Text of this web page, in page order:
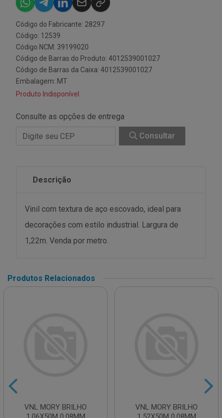
Código do Fabricante: 28297
Código: 12539
Código NCM: 39199020
Código de Barras do Produto: 4012539001027
Código de Barras da Caixa: 4012539001027
Embalagem: MT
Produto Indisponível
Consulte as opções de entrega
Consultar
Descrição
Vinil com textura de aço escovado, ideal para
decorações com estilo industrial. Largura de
1,22m. Venda por metro.
Produtos Relacionados
VNL MORY BRILHO
VNL MORY BRILHO